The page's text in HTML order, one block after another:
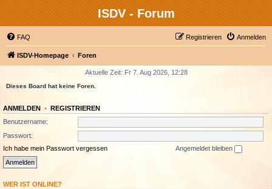
ISDV - Forum
FAQ Anmelden
Registrieren
ISDV-Homepage Foren
Aktuelle Zeit: Fr 7. Aug 2026, 12:28
Dieses Board hat keine Foren.
ANMELDEN • REGISTRIEREN
Benutzername:
Passwort:
Ich habe mein Passwort vergessen
Angemeldet bleiben
WER IST ONLINE?